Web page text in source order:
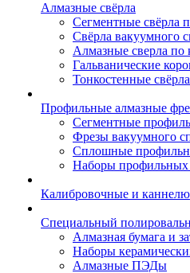
Алмазные свёрла
Сегментные свёрла
Свёрла вакуумного
Алмазные сверла по
Гальванические
Тонкостенные
Профильные алмазные
Сегментные
Фрезы вакуумного
Сплошные
Наборы профильных
Калибровочные и
Специальный
Алмазная бумага и
Наборы
Алмазные ПЭДы